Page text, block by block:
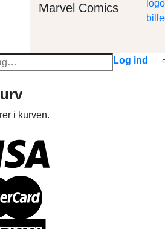
Marvel Comics
Log ind
i kurven.